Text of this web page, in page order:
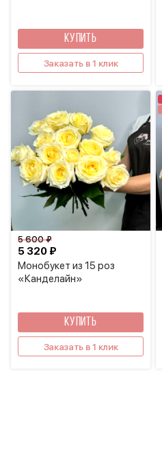
КУПИТЬ
Заказать в 1 клик
Монобукет из 15 роз
«Канделайн»
5 320 ₽
5 600 ₽
КУПИТЬ
Заказать в 1 клик